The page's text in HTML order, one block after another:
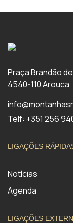
Praça Brandão
4540-110 Arouca
Telf: +351 256
LIGAÇÕES
Notícias
Agenda
LIGAÇÕES